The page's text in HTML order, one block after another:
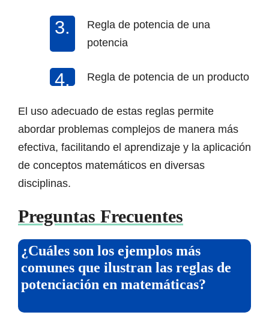
Regla de potencia de una
potencia
Regla de potencia de un producto
El uso adecuado de estas reglas permite
abordar problemas complejos de manera más
efectiva, facilitando el aprendizaje y la aplicación
de conceptos matemáticos en diversas
disciplinas.
Preguntas Frecuentes
¿Cuáles son los ejemplos más
comunes que ilustran las reglas de
potenciación en matemáticas?